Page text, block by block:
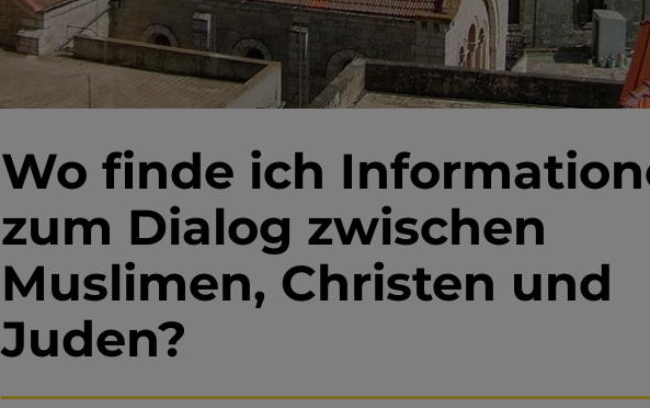
Wo finde ich
zum Dialog zwischen
Muslimen, Christen und
Juden?